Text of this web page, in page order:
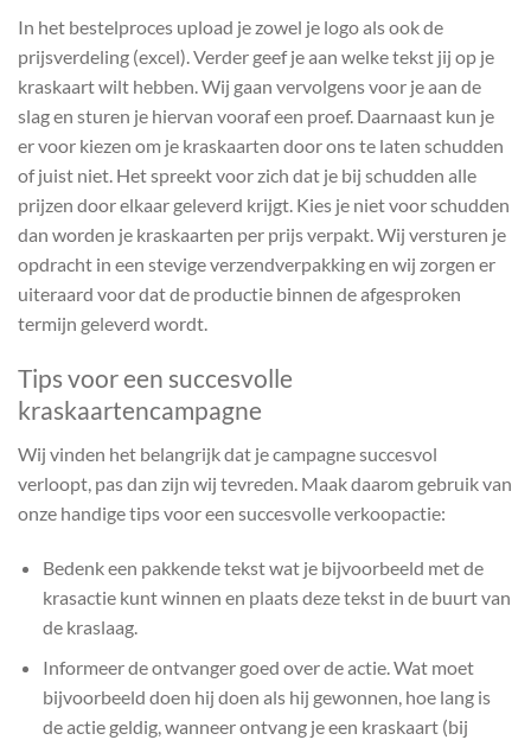
In het bestelproces upload je zowel je logo als ook de
prijsverdeling (excel). Verder geef je aan welke tekst jij op je
kraskaart wilt hebben. Wij gaan vervolgens voor je aan de
slag en sturen je hiervan vooraf een proef. Daarnaast kun je
er voor kiezen om je kraskaarten door ons te laten schudden
of juist niet. Het spreekt voor zich dat je bij schudden alle
prijzen door elkaar geleverd krijgt. Kies je niet voor schudden
dan worden je kraskaarten per prijs verpakt. Wij versturen je
opdracht in een stevige verzendverpakking en wij zorgen er
uiteraard voor dat de productie binnen de afgesproken
termijn geleverd wordt.
Tips voor een succesvolle
kraskaartencampagne
Wij vinden het belangrijk dat je campagne succesvol
verloopt, pas dan zijn wij tevreden. Maak daarom gebruik van
onze handige tips voor een succesvolle verkoopactie:
Bedenk een pakkende tekst wat je bijvoorbeeld met de
krasactie kunt winnen en plaats deze tekst in de buurt van
de kraslaag.
Informeer de ontvanger goed over de actie. Wat moet
bijvoorbeeld doen hij doen als hij gewonnen, hoe lang is
de actie geldig, wanneer ontvang je een kraskaart (bij